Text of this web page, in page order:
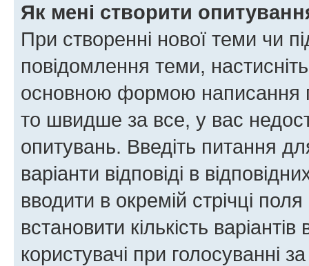
Як мені створити
При створенні нової теми чи
повідомлення теми,
основною формою написання
то швидше за все, у вас
опитувань. Введіть питання
варіанти відповіді в
вводити в окремій стрічці
встановити кількість
користувачі при голосуванні